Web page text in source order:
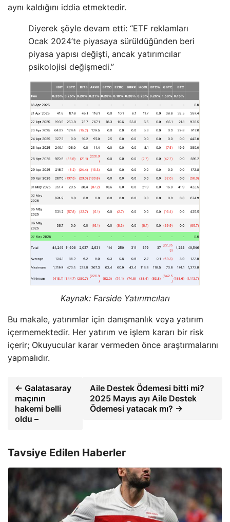
aynı kaldığını iddia etmektedir.
Diyerek şöyle devam etti: “ETF reklamları
Ocak 2024’te piyasaya sürüldüğünden beri
piyasa yapısı değişti, ancak yatırımcılar
psikolojisi değişmedi.”
Kaynak: Farside Yatırımcıları
Bu makale, yatırımlar için danışmanlık veya yatırım
içermemektedir. Her yatırım ve işlem kararı bir risk
içerir; Okuyucular karar vermeden önce araştırmalarını
yapmalıdır.
← Galatasaray
maçının
hakemi belli
oldu –
Aile Destek Ödemesi bitti mi?
2025 Mayıs ayı Aile Destek
Ödemesi yatacak mı? →
Tavsiye Edilen Haberler